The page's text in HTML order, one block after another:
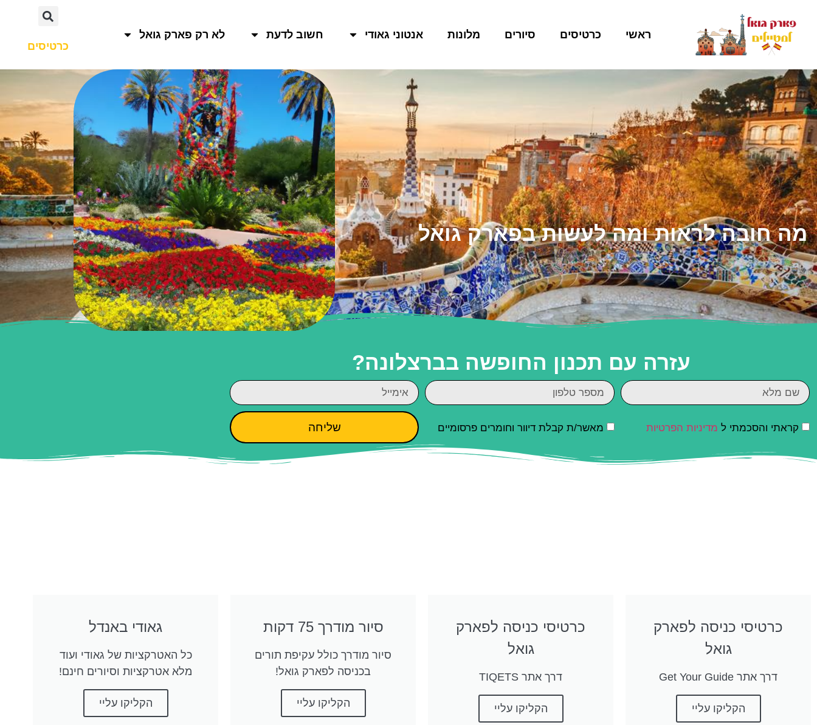
ראשי כרטיסים סיורים מלונות אנטוני גאודי חשוב לדעת
לא רק פארק גואל
כרטיסים
מה חובה לראות ומה לעשות בפארק גואל
עזרה עם תכנון החופשה בברצלונה?
קראתי והסכמתי ל מדיניות הפרטיות מאשר/ת קבלת דיוור וחומרים פרסומיים שליחה
כרטיסי כניסה לפארק
גואל
דרך אתר Get Your Guide
הקליקו עליי
כרטיסי כניסה לפארק
גואל
דרך אתר TIQETS
הקליקו עליי
סיור מודרך 75 דקות
סיור מודרך כולל עקיפת תורים
בכניסה לפארק גואל!
הקליקו עליי
גאודי באנדל
כל האטרקציות של גאודי ועוד
מלא אטרקציות וסיורים חינם!
הקליקו עליי